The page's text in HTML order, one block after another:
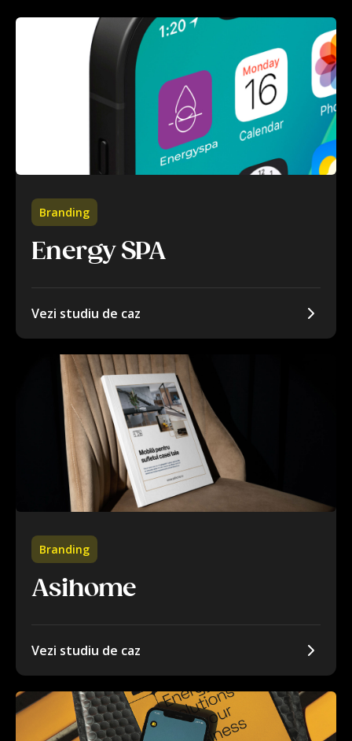
Branding
Energy SPA
Vezi studiu de caz
Branding
Asihome
Vezi studiu de caz